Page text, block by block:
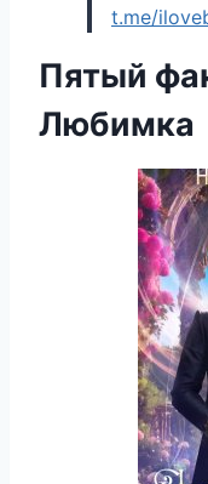
t.me/
Пятый
Любимка